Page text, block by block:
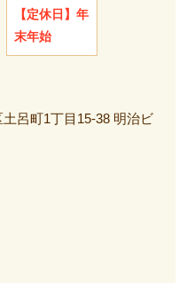
【定休日】 年
末年始
呂町1丁目15-38 明治ビ